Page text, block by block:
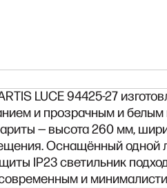
LUCE 94425-27
и прозрачным и
— высота 260 мм,
Оснащённый одной
IP23 светильник
и